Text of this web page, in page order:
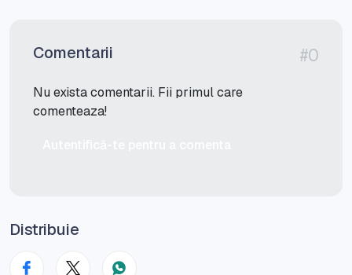
Comentarii #0
Nu exista comentarii. Fii primul care
comenteaza!
Distribuie